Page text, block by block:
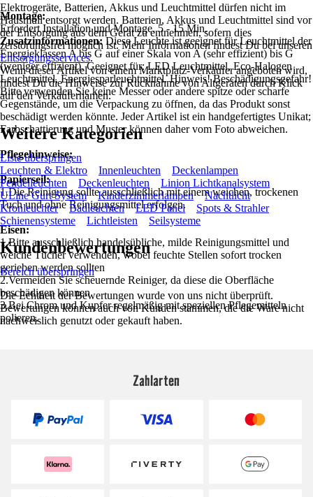
Montage:
Erfordert Installation und Montage. 5 - 15 Min.
Zusatzinformationen: Diese Leuchte ist geeignet für Leuchtmittel der
Energieklassen A bis G auf einer Skala von A (sehr effizient) bis G
(weniger effizient). Geeignet für: LED Leuchtmittel, Eco-Halogen
Leuchtmittel, Energiesparleuchtmittel. Hinweis! Beschädigungsgefahr!
Bitte verwenden Sie keine Messer oder andere spitze oder scharfe
Gegenstände, um die Verpackung zu öffnen, da das Produkt sonst
beschädigt werden könnte. Jeder Artikel ist ein handgefertigtes Unikat;
Farbschattierung und Muster können daher vom Foto abweichen.
Pflegehinweise:
Papierseil:
1.Die Reinigung sollte ausschließlich mit einem weichen, trockenen
Tuch und ohne Reinigungsmittel erfolgen.
Eisen:
1.Bitte ausschließlich handelsübliche, milde Reinigungsmittel und
weiche Tücher verwenden, wobei feuchte Stellen sofort trocken
gerieben werden sollten
2.Vermeiden Sie scheuernde Reiniger, da diese die Oberfläche
beschädigen können
3.Bei Chrom und Kupfer regelmäßig mit speziellen Pflegemitteln
polieren.
Elektrogeräte, Batterien, Akkus und Leuchtmittel dürfen nicht im
Hausmüll entsorgt werden. Batterien, Akkus und Leuchtmittel sind vor
der Entsorgung aus dem Gerät zu entnehmen, sofern dies
zerstörungsfrei möglich ist. Mehr Informationen findest Du bei unseren
Entsorgungsservices.
Wenn dieser Artikel von einem Marktplatz-Verkäufer angeboten wird,
findest Du die Hinweise zur Rücknahme von Altgeräten durch Klick
auf den Verkäufernamen.
Weitere Kategorien
Liste überspringen
Leuchten & Elektro
Innenleuchten
Deckenlampen
Pendelleuchten
Deckenleuchten
Linion Lichtkanalsystem
ULine Gurt System
Kinderzimmerlampen
Nachtlicht
Kronleuchter
Badleuchten LED Panel
Spots & Strahler
Schienensysteme
Lichtleisten Seilsysteme
Kundenbewertungen
Bereich überspringen
Die Echtheit der Bewertungen wurde von uns nicht überprüft.
Bewertungen können auch von Kunden stammen, die die Ware nicht
nachweislich genutzt oder gekauft haben.
Zahlarten